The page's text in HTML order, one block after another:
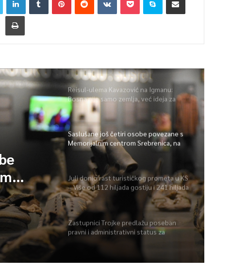
spisku
Reisul-ulema Kavazović na Igmanu:
Bosna nije samo zemlja, već ideja za
koju se živi
Saslušane još četiri osobe povezane s
Memorijalnim centrom Srebrenica, na
spisku ukupno 26
Juli donio rast turističkog prometa u KS
– Više od 112 hiljada gostiju i 241 hiljada
noćenja
Zastupnici Trojke predlažu poseban
pravni i administrativni status za